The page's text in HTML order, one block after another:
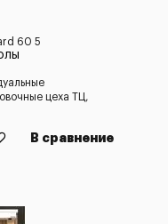
60 5
цеха ТЦ,
В сравнение